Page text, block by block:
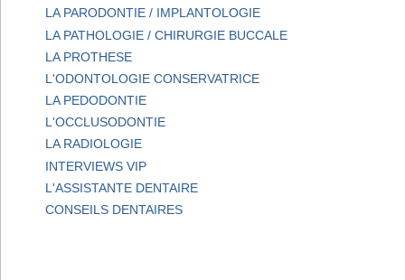
LA PARODONTIE / IMPLANTOLOGIE
LA PATHOLOGIE / CHIRURGIE BUCCALE
LA PROTHESE
L'ODONTOLOGIE CONSERVATRICE
LA PEDODONTIE
L'OCCLUSODONTIE
LA RADIOLOGIE
INTERVIEWS VIP
L'ASSISTANTE DENTAIRE
CONSEILS DENTAIRES